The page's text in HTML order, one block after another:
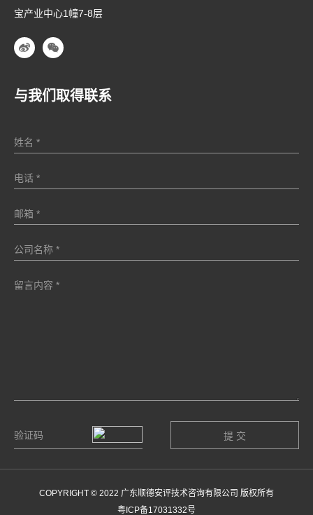
宝产业中心1幢7-8层
与我们取得联系
COPYRIGHT © 2022 广东顺德安评技术咨询有限公司 版权所有
粤ICP备17031332号